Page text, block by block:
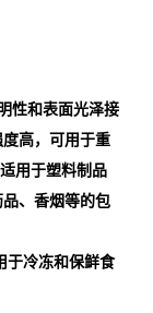
性和表面光泽接
高，可用于重
用于塑料制品
、香烟等的包
于冷冻和保鲜食